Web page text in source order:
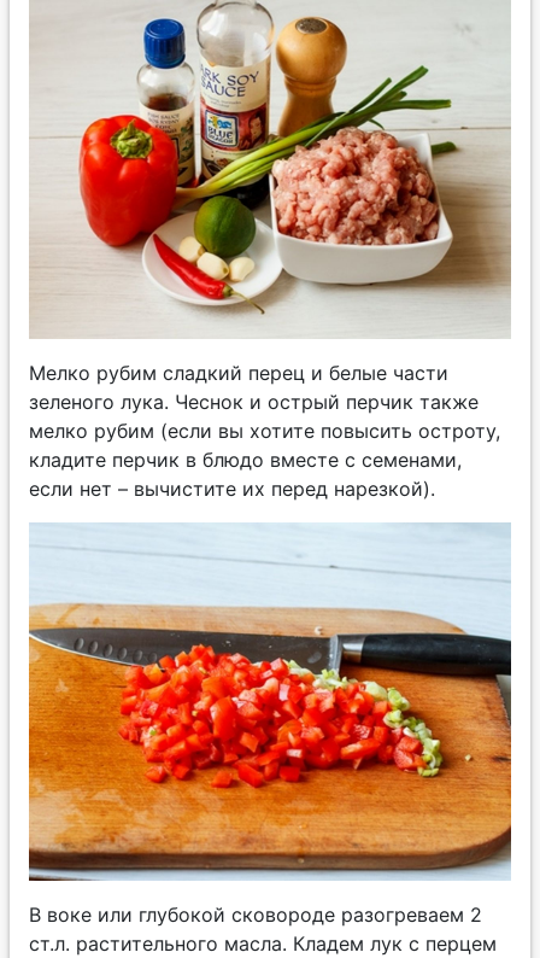
Мелко рубим сладкий перец и белые части
зеленого лука. Чеснок и острый перчик также
мелко рубим (если вы хотите повысить остроту,
кладите перчик в блюдо вместе с семенами,
если нет – вычистите их перед нарезкой).
В воке или глубокой сковороде разогреваем 2
ст.л. растительного масла. Кладем лук с перцем